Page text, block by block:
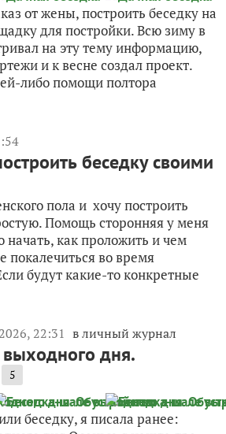
от жены, построить беседку на
для постройки. Всю зиму в
на эту тему информацию,
и к весне создал проект.
либо помощи полтора
беседку своими
пола и хочу построить
Помощь сторонняя у меня
начать, как проложить и чем
покалечиться во время
будут какие-то конкретные
22:31 в личный журнал
дня.
5
беседку, я писала ранее: